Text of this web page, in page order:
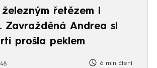
železným řetězem i
Zavražděná Andrea si
prošla peklem
6 min čtení